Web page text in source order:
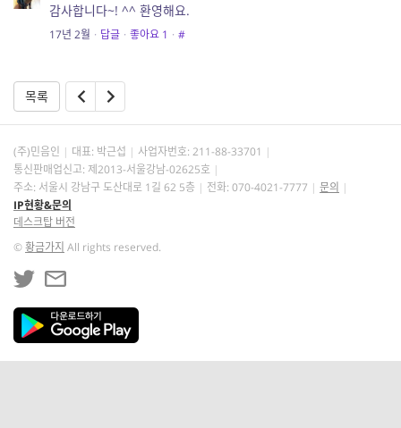
감사합니다~! ^^ 환영해요.
17년 2월 · 답글 · 좋아요 1 · #
목록
(주)민음인 대표: 박근섭 사업자번호: 211-88-33701
통신판매업신고: 제2013-서울강남-02625호
주소: 서울시 강남구 도산대로 1길 62 5층
전화: 070-4021-7777
문의
IP현황&문의
데스크탑 버전
©황금가지 All rights reserved.